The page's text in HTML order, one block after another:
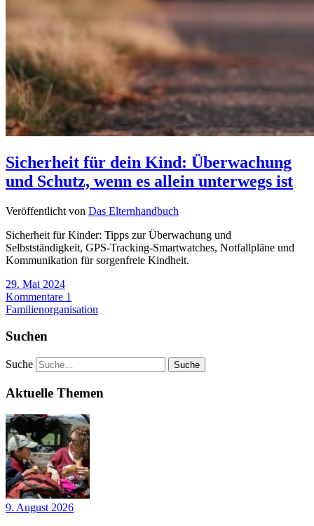
Sicherheit für dein Kind: Überwachung
und Schutz, wenn es allein unterwegs ist
Veröffentlicht von Das Elternhandbuch
Sicherheit für Kinder: Tipps zur Überwachung und
Selbstständigkeit, GPS-Tracking-Smartwatches, Notfallpläne und
Kommunikation für sorgenfreie Kindheit.
29. Mai 2024
Kommentare 1
Familienorganisation
Suchen
Suche
Aktuelle Themen
9. August 2026